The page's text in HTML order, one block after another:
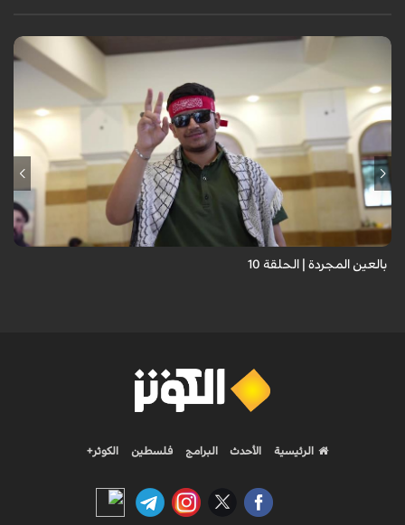
برنامج "بالعين المجردة" هو توثيق إنسانيٌّ شجاعٌ للحياة تحت وطأة الحرب،
حيث نستمع فيه إلى شهاداتٍ حيّةٍ لأشخاص عايشوا التفجيرات والدمار، فنرى
بعيونهم ت...
بالعين المجردة | الحلقة 10
الرئيسية الأحدث البرامج فلسطين الكوثر+